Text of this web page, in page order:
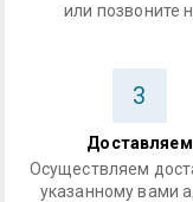
или позвоните
3
Доставляем
Осуществляем
указанному вами